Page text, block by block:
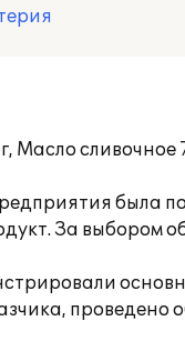
Масло сливочное
была
За
проведено